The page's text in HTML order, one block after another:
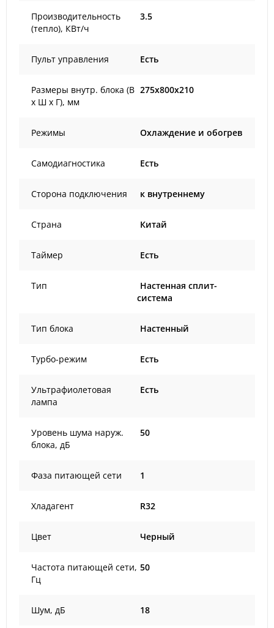
Производительность
(тепло), КВт/ч
3.5
Пульт управления Есть
Размеры внутр. блока (В
х Ш х Г), мм
275x800x210
Режимы Охлаждение и обогрев
Самодиагностика Есть
Сторона подключения к внутреннему
Страна Китай
Таймер Есть
Тип
Настенная сплит-
система
Тип блока Настенный
Турбо-режим Есть
Ультрафиолетовая
лампа
Есть
Уровень шума наруж.
блока, дБ
50
Фаза питающей сети 1
Хладагент R32
Цвет Черный
Частота питающей сети,
Гц
50
Шум, дБ 18